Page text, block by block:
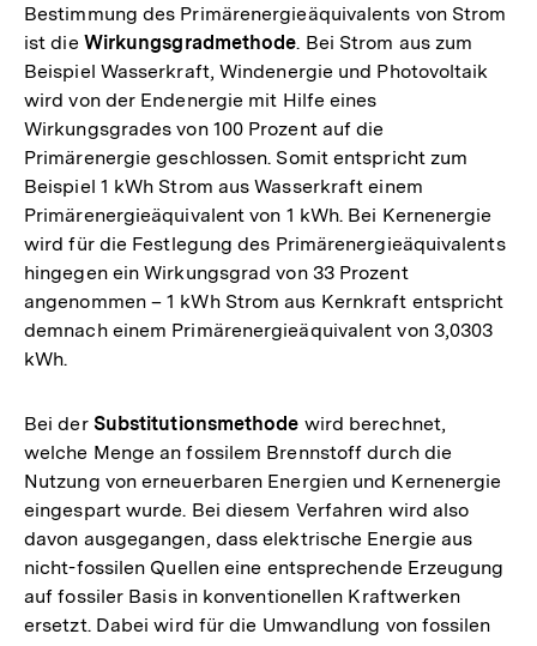
Bestimmung des Primärenergieäquivalents von Strom
ist die Wirkungsgradmethode. Bei Strom aus zum
Beispiel Wasserkraft, Windenergie und Photovoltaik
wird von der Endenergie mit Hilfe eines
Wirkungsgrades von 100 Prozent auf die
Primärenergie geschlossen. Somit entspricht zum
Beispiel 1 kWh Strom aus Wasserkraft einem
Primärenergieäquivalent von 1 kWh. Bei Kernenergie
wird für die Festlegung des Primärenergieäquivalents
hingegen ein Wirkungsgrad von 33 Prozent
angenommen – 1 kWh Strom aus Kernkraft entspricht
demnach einem Primärenergieäquivalent von 3,0303
kWh.
Bei der Substitutionsmethode wird berechnet,
welche Menge an fossilem Brennstoff durch die
Nutzung von erneuerbaren Energien und Kernenergie
eingespart wurde. Bei diesem Verfahren wird also
davon ausgegangen, dass elektrische Energie aus
nicht-fossilen Quellen eine entsprechende Erzeugung
auf fossiler Basis in konventionellen Kraftwerken
ersetzt. Dabei wird für die Umwandlung von fossilen